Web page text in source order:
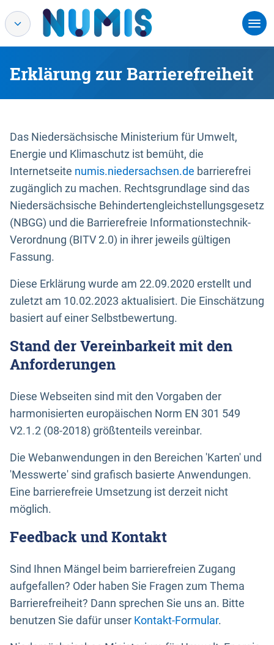
Erklärung zur Barrierefreiheit
Das Niedersächsische Ministerium für Umwelt,
Energie und Klimaschutz ist bemüht, die
Internetseite numis.niedersachsen.de barrierefrei
zugänglich zu machen. Rechtsgrundlage sind das
Niedersächsische Behindertengleichstellungsgesetz
(NBGG) und die Barrierefreie Informationstechnik-
Verordnung (BITV 2.0) in ihrer jeweils gültigen
Fassung.
Diese Erklärung wurde am 22.09.2020 erstellt und
zuletzt am 10.02.2023 aktualisiert. Die Einschätzung
basiert auf einer Selbstbewertung.
Stand der Vereinbarkeit mit den
Anforderungen
Diese Webseiten sind mit den Vorgaben der
harmonisierten europäischen Norm EN 301 549
V2.1.2 (08-2018) größtenteils vereinbar.
Die Webanwendungen in den Bereichen 'Karten' und
'Messwerte' sind grafisch basierte Anwendungen.
Eine barrierefreie Umsetzung ist derzeit nicht
möglich.
Feedback und Kontakt
Sind Ihnen Mängel beim barrierefreien Zugang
aufgefallen? Oder haben Sie Fragen zum Thema
Barrierefreiheit? Dann sprechen Sie uns an. Bitte
benutzen Sie dafür unser Kontakt-Formular.